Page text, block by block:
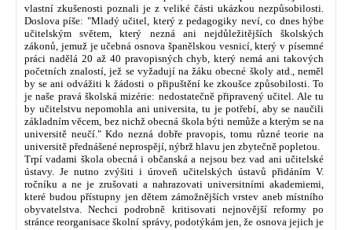
vlastní zkušenosti poznali je z veliké části ukázkou nezpůsobilosti.
Doslova píše: "Mladý učitel, který z pedagogiky neví, co dnes hýbe
učitelským světem, který nezná ani nejdůležitějších školských
zákonů, jemuž je učebná osnova španělskou vesnicí, který v písemné
práci nadělá 20 až 40 pravopisných chyb, který nemá ani takových
početních znalostí, jež se vyžadují na žáku obecné školy atd., neměl
by se ani odvážiti k žádosti o připuštění ke zkoušce způsobilosti. To
je naše pravá školská mizérie: nedostatečně připravený učitel. Ale tu
by učitelstvu nepomohla ani universita, tu je potřebí, aby se naučili
základním věcem, bez nichž obecná škola býti nemůže a kterým se na
universitě neučí." Kdo nezná dobře pravopis, tomu různé teorie na
universitě přednášené neprospějí, nýbrž hlavu jen zbytečně popletou.
Trpí vadami škola obecná i občanská a nejsou bez vad ani učitelské
ústavy. Je nutno zvýšiti i úroveň učitelských ústavů přidáním V.
ročníku a ne je zrušovati a nahrazovati universitními akademiemi,
které budou přístupny jen dětem zámožnějších vrstev aneb místního
obyvatelstva. Nechci podrobně kritisovati nejnovější reformy po
stránce reorganisace školní správy, podotýkám jen, že osnova jejich je